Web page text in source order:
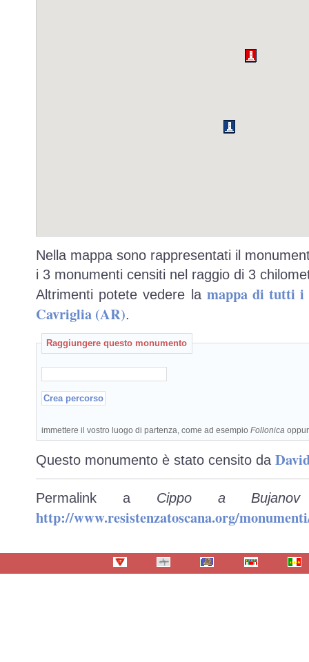
Nella mappa sono rappresentati il
i 3 monumenti censiti nel raggio di 3
Altrimenti potete vedere la mappa di tutti i
Cavriglia (AR).
Raggiungere questo monumento
immettere il vostro luogo di partenza, come ad esempio Follonica
Questo monumento è stato censito da
Permalink a Cippo a
http://www.resistenzatoscana.org/